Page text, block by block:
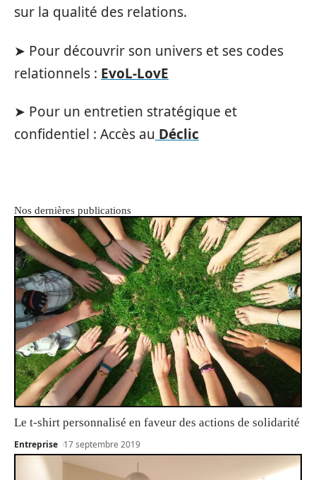
sur la qualité des relations.
➤ Pour découvrir son univers et ses codes
relationnels : EvoL-LovE
➤ Pour un entretien stratégique et
confidentiel : Accès au Déclic
Nos dernières publications
Le t-shirt personnalisé en faveur des actions de solidarité
Entreprise 17 septembre 2019